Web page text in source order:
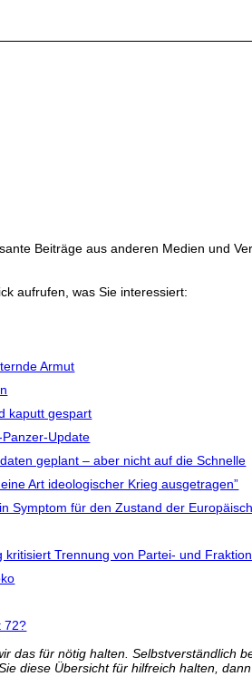
Beiträge aus anderen Medien und
aufrufen, was Sie interessiert:
Armut
kaputt gespart
Update
geplant – aber nicht auf die Schnelle
Art ideologischer Krieg ausgetragen”
Symptom für den Zustand der
Trennung von Partei- und
72?
das für nötig halten. Selbstverständlich
diese Übersicht für hilfreich halten,